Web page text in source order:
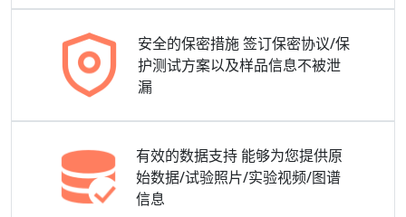
安全的保密措施 签订保密协议/保
护测试方案以及样品信息不被泄
漏
有效的数据支持 能够为您提供原
始数据/试验照片/实验视频/图谱
信息